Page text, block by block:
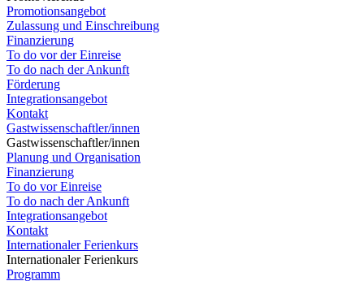
Promotionsangebot
Zulassung und Einschreibung
Finanzierung
To do vor der Einreise
To do nach der Ankunft
Förderung
Integrationsangebot
Kontakt
Gastwissenschaftler/innen
Gastwissenschaftler/innen
Planung und Organisation
Finanzierung
To do vor Einreise
To do nach der Ankunft
Integrationsangebot
Kontakt
Internationaler Ferienkurs
Internationaler Ferienkurs
Programm